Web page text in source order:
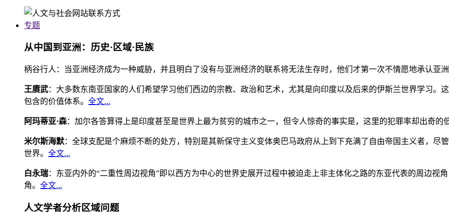
专题
从中国到亚洲：历史·区域·民族
柄谷行人：当亚洲经济成为一种威胁，并且明白了没有与亚洲经济的联系将无法生存时，他们才第一次不情愿地承认亚
王赓武：大多数东南亚国家的人们希望学习他们西边的宗教、政治和艺术，尤其是向印度以及后来的伊斯兰世界学习。
包含的价值体系。 全文...
阿玛蒂亚·森：加尔各答算得上是印度甚至是世界上最为贫穷的城市之一，但令人惊奇的事实是，这里的犯罪率却出奇
米尔斯海默：全球支配是个麻烦不断的处方，特别是其新保守主义变体奥巴马政府从上到下充满了自由帝国主义者，尽
世界。 全文...
白永瑞：东亚内外的“二重性周边视角”即以西方为中心的世界史展开过程中被迫走上非主体化之路的东亚代表的周边视
角。 全文...
人文学者分析区域问题